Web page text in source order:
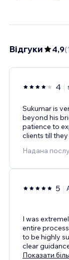
Відгуки 4,9(
4
Sukumar is
beyond his
patience to
clients till
Надана
5
I was
entire
to be highly
clear
Показати